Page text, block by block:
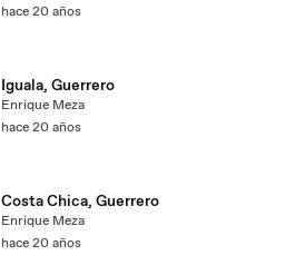
hace 20 años
Iguala, Guerrero
Enrique Meza
hace 20 años
Costa Chica, Guerrero
Enrique Meza
hace 20 años